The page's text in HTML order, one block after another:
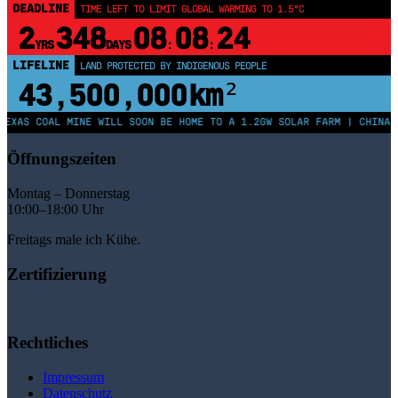
DEADLINE TIME LEFT TO LIMIT GLOBAL WARMING TO 1.5°C
2YRS348DAYS 08: 08: 23
LIFELINE LAND PROTECTED BY INDIGENOUS PEOPLE
43,500,000km²
COAL MINE WILL SOON BE HOME TO A 1.2GW SOLAR FARM | CHINA
Öffnungszeiten
Montag – Donnerstag
10:00–18:00 Uhr
Freitags male ich Kühe.
Zertifizierung
Rechtliches
Impressum
Datenschutz